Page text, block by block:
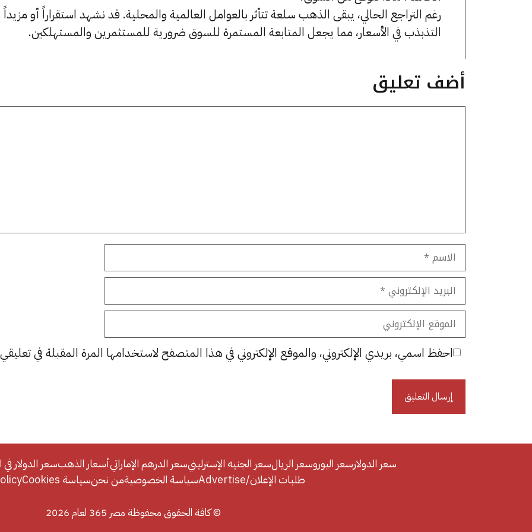
رغم التراجع الحالي، يبقى الذهب سلعة تتأثر بالعوامل العالمية والمحلية. قد نشهد استقراراً أو
التذبذب في الأسعار، مما يجعل المتابعة المستمرة للسوق ضرورية للمستثمرين والمستهلكين.
أضف تعليق
الاسم
البريد
الإلكتروني
الموقع
الإلكتروني
احفظ اسمي، بريدي الإلكتروني، والموقع الإلكتروني في هذا المتصفح لاستخدامها المرة المقبلة في
سعر الدولارسعر اليوروسعر الريالسعر الجنيه الإسترلينيسعر الدرهم الإماراتيأسعار الذهبسعر الدولار
طلبات الإعلان/Advertise
سياسة الخصوصيةمن نحنسياسة Cookies
© كافة الحقوق محفوظة مصر 365 لعام 2026